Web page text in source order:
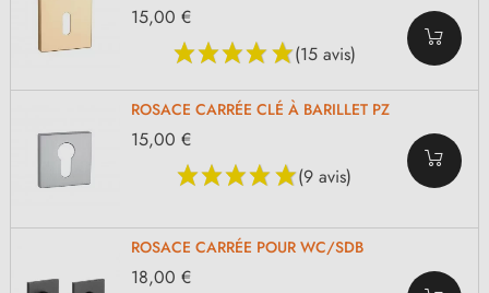
(15 avis)
15,00 €
ROSACE CARRÉE CLÉ À BARILLET PZ
(9 avis)
15,00 €
ROSACE CARRÉE POUR WC/SDB
18,00 €